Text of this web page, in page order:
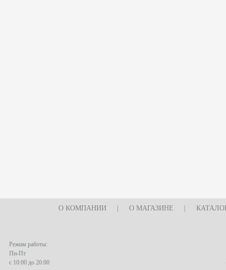
О КОМПАНИИ О МАГАЗИНЕ
Режим работы:
Пн-Пт
с 10:00 до 20:00